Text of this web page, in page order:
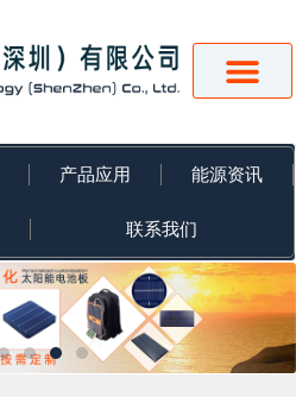
产品应用 能源资讯
联系我们